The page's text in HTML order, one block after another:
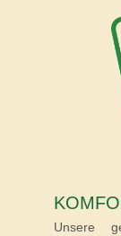
Unsere